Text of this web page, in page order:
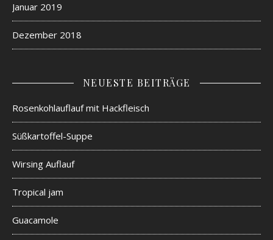
Januar 2019
Dezember 2018
NEUESTE BEITRÄGE
Rosenkohlauflauf mit Hackfleisch
Süßkartoffel-Suppe
Wirsing Auflauf
Tropical jam
Guacamole